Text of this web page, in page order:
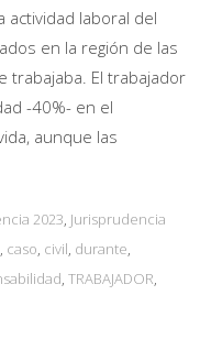
actividad laboral del
en la región de las
trabajaba. El trabajador
-40%- en el
aunque las
2023, Jurisprudencia
, caso, civil, durante,
, TRABAJADOR,